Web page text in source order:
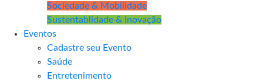
Sociedade & Mobilidade
Sustentablidade & Inovação
Eventos
Cadastre seu Evento
Saúde
Entretenimento